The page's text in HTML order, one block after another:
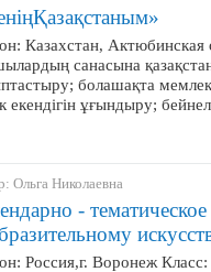
Казахстан, Актюбинская
санасына
болашақта
екендігін ұғындыру;
Ольга Николаевна
-
Россия,г. Воронеж